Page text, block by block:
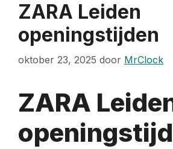
ZARA Leiden
openingstijden
oktober 23, 2025 door MrClock
ZARA